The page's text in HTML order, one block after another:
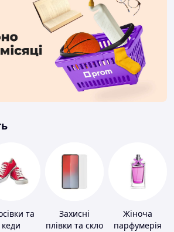
та
кеди
Захисні
плівки та скло
Жіноча
парфумерія